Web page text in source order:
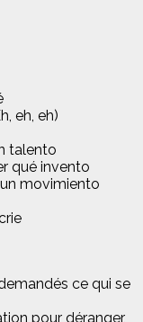
eh, eh)
talento
qué invento
movimiento
ce qui se
pour déranger,